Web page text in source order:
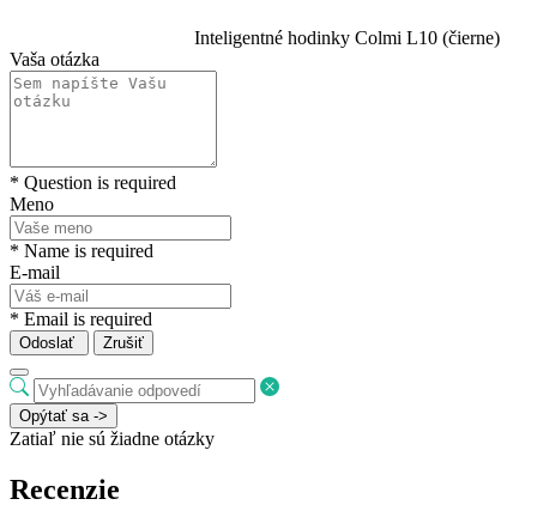
Inteligentné hodinky Colmi L10 (čierne)
Vaša otázka
* Question is required
Meno
* Name is required
E-mail
* Email is required
Odoslať Zrušiť
Opýtať sa ->
Zatiaľ nie sú žiadne otázky
Recenzie